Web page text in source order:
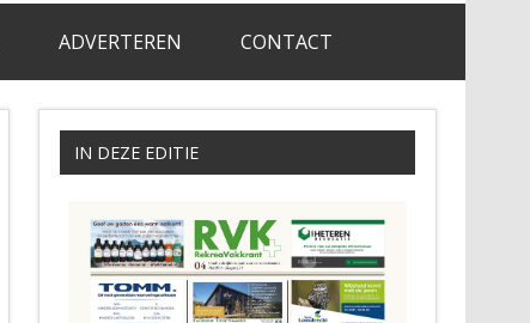
ADVERTEREN CONTACT
IN DEZE EDITIE